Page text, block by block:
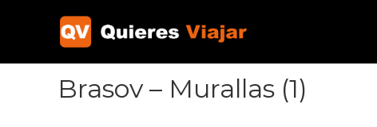
Brasov – Murallas (1)